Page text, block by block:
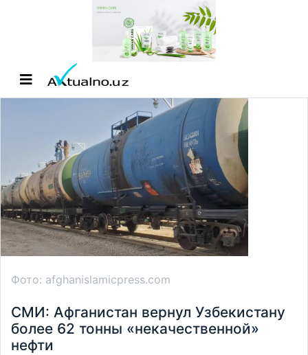
Фото: afghanislamicpress.com
СМИ: Афганистан вернул Узбекистану
более 62 тонны «некачественной»
нефти